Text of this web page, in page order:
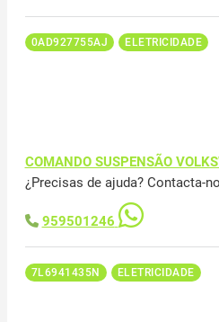
0AD927755AJ ELETRICIDADE
COMANDO SUSPENSÃO
¿Precisas de ajuda? Contacta-
959501246
7L6941435N ELETRICIDADE